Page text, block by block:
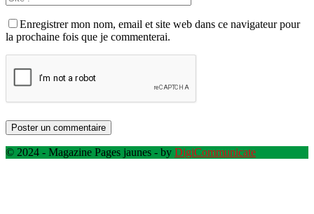
Enregistrer mon nom, email et site web dans ce navigateur pour
la prochaine fois que je commenterai.
© 2024 - Magazine Pages jaunes - by DigiCommunicate